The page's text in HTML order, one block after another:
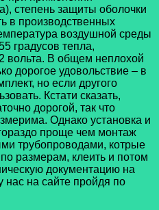
степень защиты оболочки
в производственных
воздушной среды
градусов тепла,
вольта. В общем неплохой
дорогое удовольствие – в
но если другого
Кстати сказать,
дорогой, так что
Однако установка и
проще чем монтаж
трубопроводами, котрые
размерам, клеить и потом
документацию на
нас на сайте пройдя по